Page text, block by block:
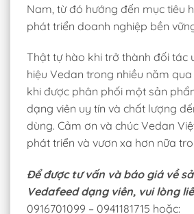
Nam, từ đó hướng đến mục tiêu
phát triển doanh nghiệp bền
Thật tự hào khi trở thành đối tác
hiệu Vedan trong nhiều năm
khi được phân phối một sản
dạng viên uy tín và chất lượng
dùng. Cảm ơn và chúc Vedan
phát triển và vươn xa hơn nữa
Để được tư vấn và báo giá về
Vedafeed dạng viên, vui lòng
0916701099 – 0941181715 hoặc: